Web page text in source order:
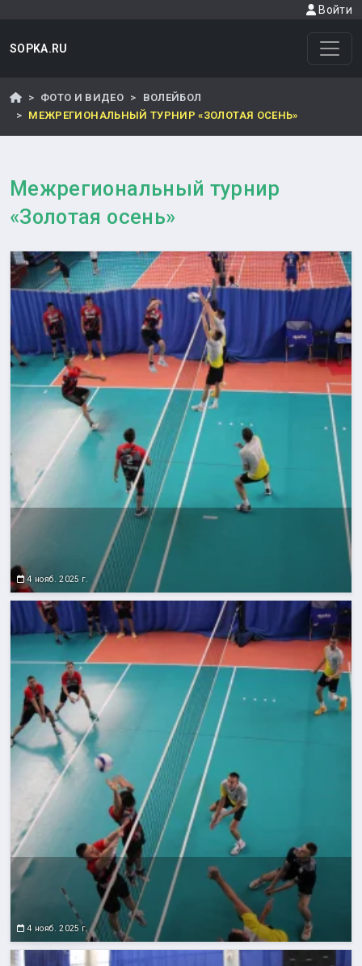
Войти
SOPKA.RU
ФОТО И ВИДЕО
ВОЛЕЙБОЛ
МЕЖРЕГИОНАЛЬНЫЙ ТУРНИР «ЗОЛОТАЯ ОСЕНЬ»
Межрегиональный турнир
«Золотая осень»
4 нояб. 2025 г.
4 нояб. 2025 г.